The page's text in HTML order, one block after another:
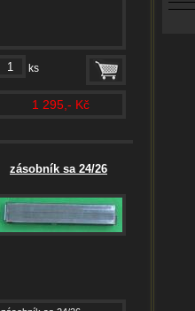
ks
1 295,- Kč
zásobník sa 24/26